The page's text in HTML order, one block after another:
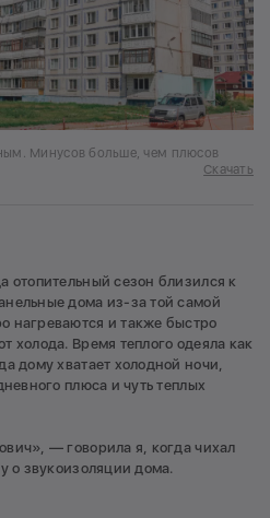
Минусов больше, чем плюсов
Скачать
отопительный сезон близился к
дома из-за той самой
нагреваются и также быстро
холода. Время теплого одеяла как
дому хватает холодной ночи,
плюса и чуть теплых
— говорила я, когда чихал
о звукоизоляции дома.